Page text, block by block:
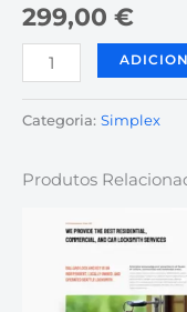
299,00 €
Categoria: Simplex
Produtos